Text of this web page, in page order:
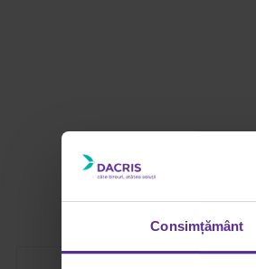
Consimțământ